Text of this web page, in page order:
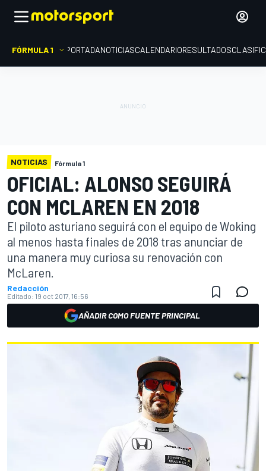
FÓRMULA 1 PORTADANOTICIASCALENDARIORESULTADOS
NOTICIAS Fórmula 1
OFICIAL: ALONSO SEGUIRÁ
CON MCLAREN EN 2018
El piloto asturiano seguirá con el equipo de Woking
al menos hasta finales de 2018 tras anunciar de
una manera muy curiosa su renovación con
McLaren.
Redacción
Editado: 19 oct 2017, 16:56
AÑADIR COMO FUENTE PRINCIPAL